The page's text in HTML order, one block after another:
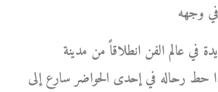
في عالم الفن انطلاقاً من مدينة
حط رحاله في إحدى الحواضر سارع إلى